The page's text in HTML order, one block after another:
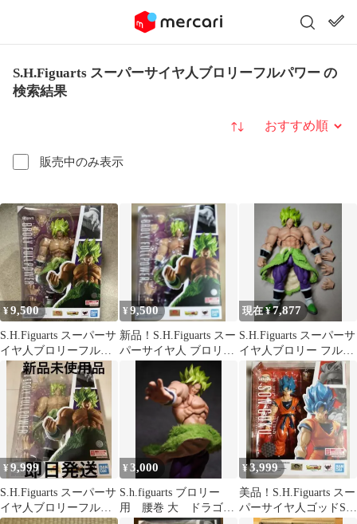
S.H.Figuarts スーパーサイヤ人ブロリーフルパワー の
検索結果
販売中のみ表示
並び替え
¥9,500
S.H.Figuarts スーパーサ
イヤ人ブロリーフルパ
ワー
¥9,500
新品！S.H.Figuarts スー
パーサイヤ人 ブロリー
現在 ¥7,877
S.H.Figuarts スーパーサ
イヤ人ブロリー フルパ
ワー (初版)
¥9,999
S.H.Figuarts スーパーサ
イヤ人ブロリーフルパ
¥3,000
S.h.figuarts ブロリー
用 腰巻 大 ドラゴン
¥3,999
美品！S.H.Figuarts スー
パーサイヤ人ゴッドSS